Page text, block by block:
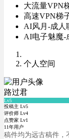
大流量VPN
高速VPN梯
AI风月-成人
AI电子魅魔-
个人空间
路过君
Lv5
投稿主 Lv5
评价师 Lv4
点赞家 Lv1
11年用户
稿件均为远古稿件，